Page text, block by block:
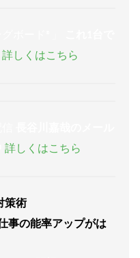
詳しくはこちら
詳しくはこちら
策術
事の能率アップがは